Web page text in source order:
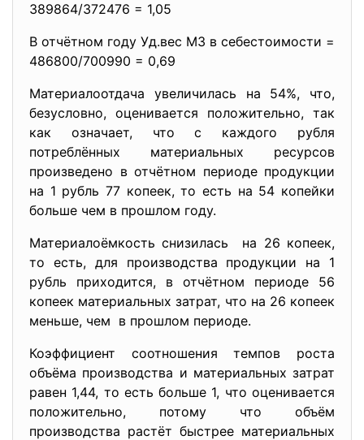
389864/372476 = 1,05
В отчётном году Уд.вес МЗ в себестоимости =
486800/700990 = 0,69
Материалоотдача увеличилась на 54%, что,
безусловно, оценивается положительно, так
как означает, что с каждого рубля
потреблённых материальных ресурсов
произведено в отчётном периоде продукции
на 1 рубль 77 копеек, то есть на 54 копейки
больше чем в прошлом году.
Материалоёмкость снизилась на 26 копеек,
то есть, для производства продукции на 1
рубль приходится, в отчётном периоде 56
копеек материальных затрат, что на 26 копеек
меньше, чем в прошлом периоде.
Коэффициент соотношения темпов роста
объёма производства и материальных затрат
равен 1,44, то есть больше 1, что оценивается
положительно, потому что объём
производства растёт быстрее материальных